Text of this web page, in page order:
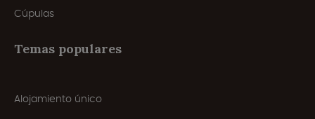
Cúpulas
Temas populares
Alojamiento único